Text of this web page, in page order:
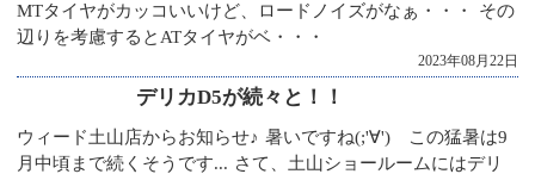
MTタイヤがカッコいいけど、ロードノイズがなぁ・・・ その
辺りを考慮するとATタイヤがベ・・・
2023年08月22日
デリカD5が続々と！！
ウィード土山店からお知らせ♪ 暑いですね(;'∀') この猛暑は9
月中頃まで続くそうです... さて、土山ショールームにはデリ